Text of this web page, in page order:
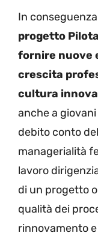
In
progetto
fornire nuove
crescita
cultura
anche a
debito conto
managerialità
lavoro
di un progetto
qualità dei
rinnovamento